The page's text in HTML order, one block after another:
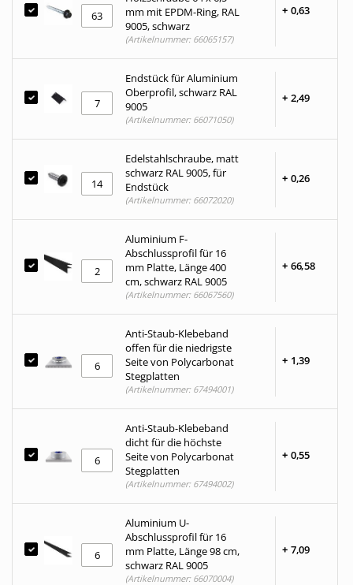
mm mit EPDM-Ring, RAL
9005, schwarz
+ 0,63
(Artikelnummer: 66065157)
Endstück für Aluminium
Oberprofil, schwarz RAL
9005
+ 2,49
(Artikelnummer: 66071050)
Edelstahlschraube, matt
schwarz RAL 9005, für
Endstück
+ 0,26
(Artikelnummer: 66072020)
Aluminium F-
Abschlussprofil für 16
mm Platte, Länge 400
cm, schwarz RAL 9005
+ 66,58
(Artikelnummer: 66067560)
Anti-Staub-Klebeband
offen für die niedrigste
Seite von Polycarbonat
Stegplatten
+ 1,39
(Artikelnummer: 67494001)
Anti-Staub-Klebeband
dicht für die höchste
Seite von Polycarbonat
Stegplatten
+ 0,55
(Artikelnummer: 67494002)
Aluminium U-
Abschlussprofil für 16
mm Platte, Länge 98 cm,
schwarz RAL 9005
+ 7,09
(Artikelnummer: 66070004)